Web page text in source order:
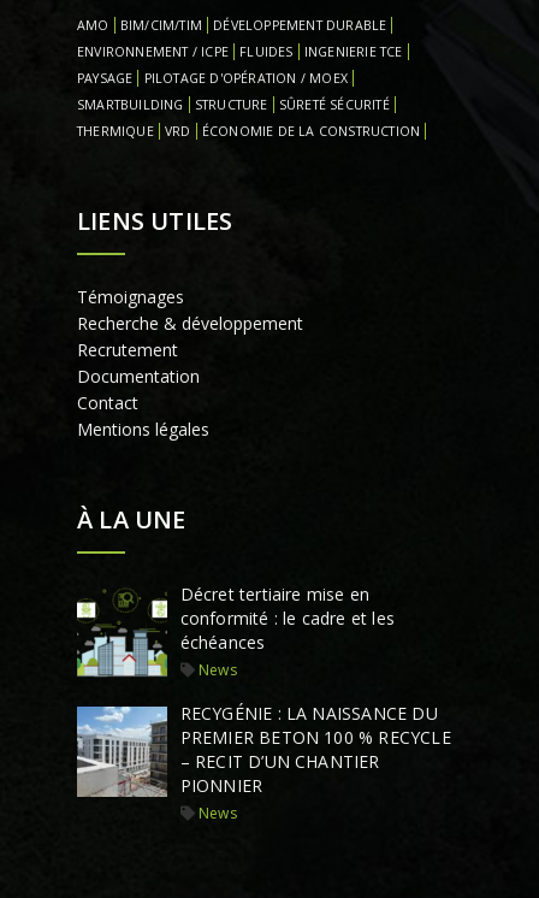
AMO BIM/CIM/TIM
DÉVELOPPEMENT DURABLE
ENVIRONNEMENT / ICPE
FLUIDES
INGENIERIE TCE
PAYSAGE
PILOTAGE D'OPÉRATION / MOEX
SMARTBUILDING
STRUCTURE
SÛRETÉ SÉCURITÉ
THERMIQUE
VRD ÉCONOMIE DE LA CONSTRUCTION
LIENS UTILES
Témoignages
Recherche & développement
Recrutement
Documentation
Contact
Mentions légales
À LA UNE
Décret tertiaire mise en
conformité : le cadre et les
échéances
News
RECYGÉNIE : LA NAISSANCE DU
PREMIER BETON 100 % RECYCLE
– RECIT D’UN CHANTIER
PIONNIER
News